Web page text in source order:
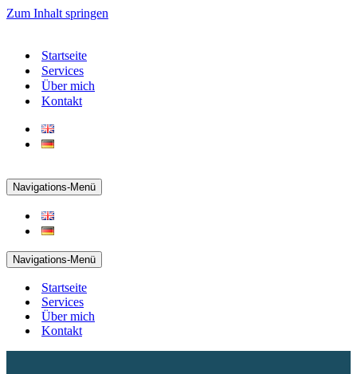
Zum Inhalt springen
Startseite
Services
Über mich
Kontakt
Navigations-Menü
Navigations-Menü
Startseite
Services
Über mich
Kontakt